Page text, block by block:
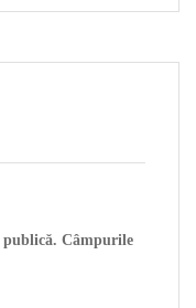
publică. Câmpurile